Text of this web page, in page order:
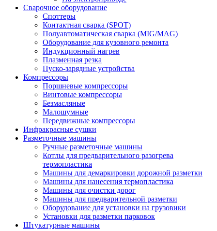
Сварочное оборудование
Споттеры
Контактная сварка (SPOT)
Полуавтоматическая сварка (MIG/MAG)
Оборудование для кузовного ремонта
Индукционный нагрев
Плазменная резка
Пуско-зарядные устройства
Компрессоры
Поршневые компрессоры
Винтовые компрессоры
Безмасляные
Малошумные
Передвижные компрессоры
Инфракрасные сушки
Разметочные машины
Ручные разметочные машины
Котлы для предварительного разогрева
термопластика
Машины для демаркировки дорожной разметки
Машины для нанесения термопластика
Машины для очистки дорог
Машины для предварительной разметки
Оборудование для установки на грузовики
Установки для разметки парковок
Штукатурные машины